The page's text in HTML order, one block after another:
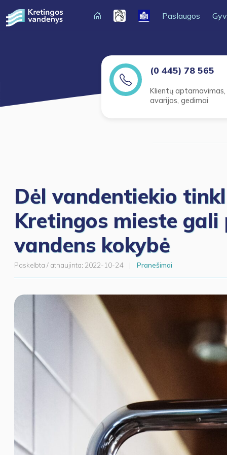
Paslaugos
(0 445) 78 565
Klientų aptarnavimas,
avarijos, gedimai
Dėl vandentiekio
Kretingos mieste
vandens kokybė
Paskelbta / atnaujinta: 2022-10-24| Pranešimai